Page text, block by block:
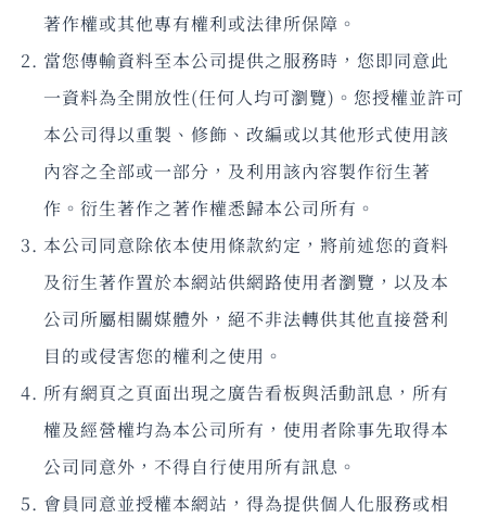
著作權或其他專有權利或法律所保障。
當您傳輸資料至本公司提供之服務時，您即同意此
一資料為全開放性(任何人均可瀏覽)。您授權並許可
本公司得以重製、修飾、改編或以其他形式使用該
內容之全部或一部分，及利用該內容製作衍生著
作。衍生著作之著作權悉歸本公司所有。
本公司同意除依本使用條款約定，將前述您的資料
及衍生著作置於本網站供網路使用者瀏覽，以及本
公司所屬相關媒體外，絕不非法轉供其他直接營利
目的或侵害您的權利之使用。
所有網頁之頁面出現之廣告看板與活動訊息，所有
權及經營權均為本公司所有，使用者除事先取得本
公司同意外，不得自行使用所有訊息。
會員同意並授權本網站，得為提供個人化服務或相